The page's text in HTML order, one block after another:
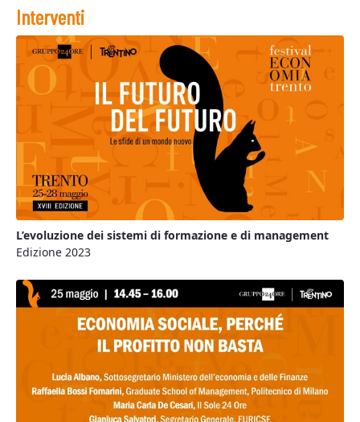
Interventi
L’evoluzione dei sistemi di formazione e di management
Edizione 2023